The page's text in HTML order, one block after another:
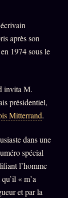
après son
1974 sous le
invita M.
présidentiel,
Mitterrand.
dans une
spécial
l’homme
« m’a
et par la